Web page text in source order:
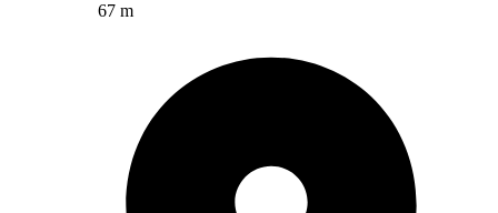
67 m